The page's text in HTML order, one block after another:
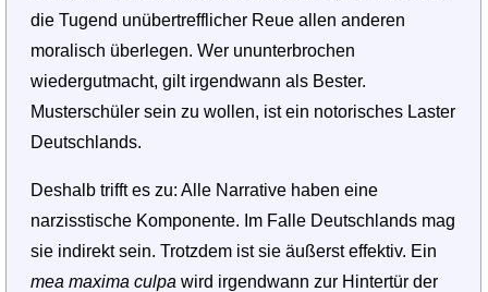
die Tugend unübertrefflicher Reue allen anderen
moralisch überlegen. Wer ununterbrochen
wiedergutmacht, gilt irgendwann als Bester.
Musterschüler sein zu wollen, ist ein notorisches Laster
Deutschlands.
Deshalb trifft es zu: Alle Narrative haben eine
narzisstische Komponente. Im Falle Deutschlands mag
sie indirekt sein. Trotzdem ist sie äußerst effektiv. Ein
mea maxima culpa wird irgendwann zur Hintertür der